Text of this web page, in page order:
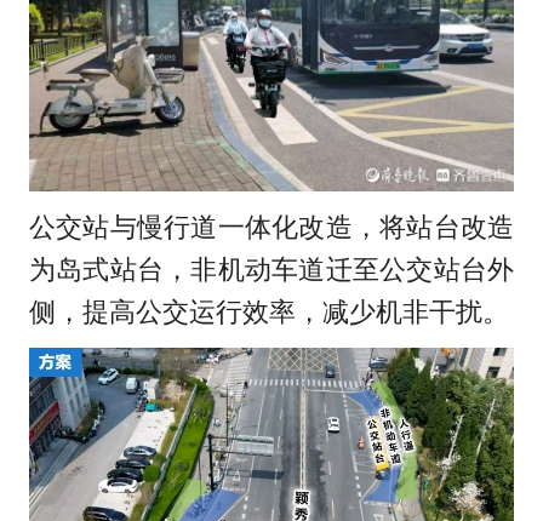
公交站与慢行道一体化改造，将站台改造
为岛式站台，非机动车道迁至公交站台外
侧，提高公交运行效率，减少机非干扰。